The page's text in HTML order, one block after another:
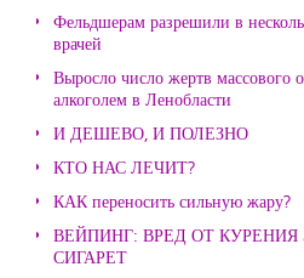
Фельдшерам разрешили в
врачей
Выросло число жертв массового
алкоголем в Ленобласти
И ДЕШЕВО, И ПОЛЕЗНО
КТО НАС ЛЕЧИТ?
КАК переносить сильную жару?
ВЕЙПИНГ: ВРЕД ОТ
СИГАРЕТ